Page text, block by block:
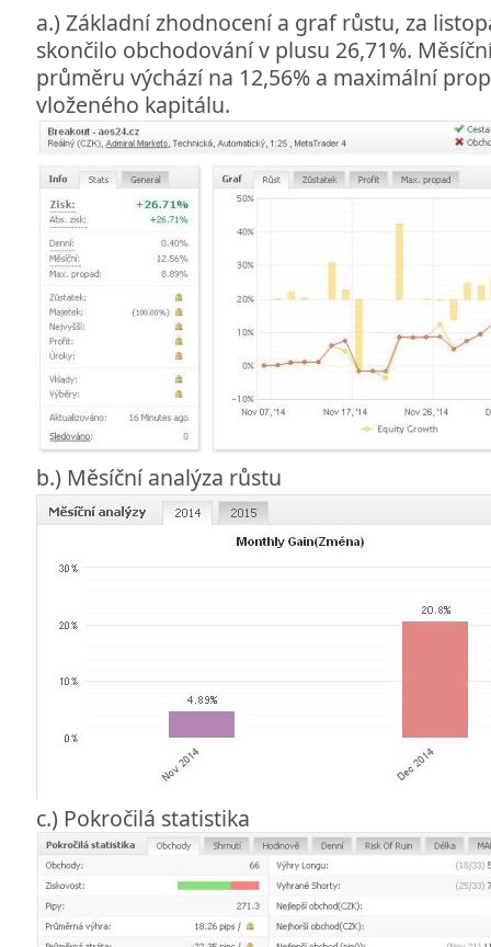
a.) Základní zhodnocení a graf růstu, za
skončilo obchodování v plusu 26,71%.
průměru výchází na 12,56% a maximální
vloženého kapitálu.
b.) Měsíční analýza růstu
c.) Pokročilá statistika